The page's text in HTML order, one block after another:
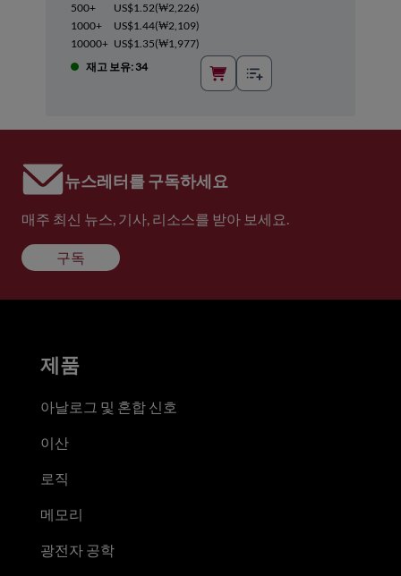
500+ US$1.52(₩2,226)
1000+
US$1.44(₩2,109)
10000+ US$1.35(₩1,977)
재고 보유: 34
뉴스레터를 구독하세요
매주 최신 뉴스, 기사, 리소스를 받아 보세요.
구독
제품
아날로그 및 혼합 신호
이산
로직
메모리
광전자 공학